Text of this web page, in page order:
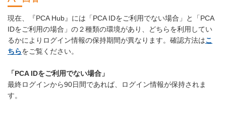
現在、『PCA Hub』には「PCA IDをご利用でない場合」と「PCA
IDをご利用の場合」の２種類の環境があり、どちらを利用してい
るかによりログイン情報の保持期間が異なります。確認方法はこ
ちらをご覧ください。
「PCA IDをご利用でない場合」
最終ログインから90日間であれば、ログイン情報が保持されま
す。